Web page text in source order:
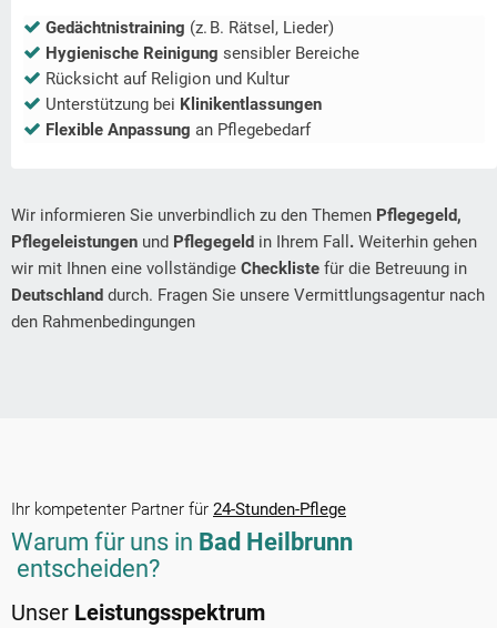
Gedächtnistraining (z. B. Rätsel, Lieder)
Hygienische Reinigung sensibler Bereiche
Rücksicht auf Religion und Kultur
Unterstützung bei Klinikentlassungen
Flexible Anpassung an Pflegebedarf
Wir informieren Sie unverbindlich zu den Themen Pflegegeld,
Pflegeleistungen und Pflegegeld in Ihrem Fall . Weiterhin gehen
wir mit Ihnen eine vollständige Checkliste für die Betreuung in
Deutschland durch. Fragen Sie unsere Vermittlungsagentur nach
den Rahmenbedingungen
Ihr kompetenter Partner für 24-Stunden-Pflege
Warum für uns in Bad Heilbrunn
entscheiden?
Unser Leistungsspektrum